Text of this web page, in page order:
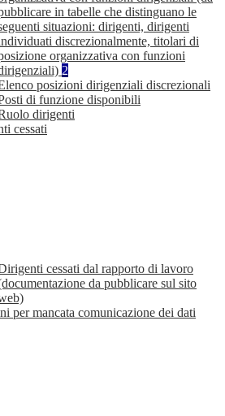
in tabelle che distinguano le
situazioni: dirigenti, dirigenti
discrezionalmente, titolari di
organizzativa con funzioni
2
posizioni dirigenziali discrezionali
di funzione disponibili
dirigenti
cessati
cessati dal rapporto di lavoro
da pubblicare sul sito
per mancata comunicazione dei dati